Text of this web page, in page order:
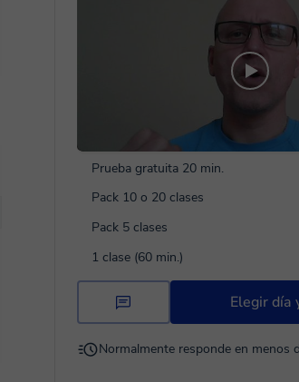
Prueba gratuita 20 min.
Pack 10 o 20 clases
Pack 5 clases
1 clase (60 min.)
Elegir día
Normalmente responde en menos